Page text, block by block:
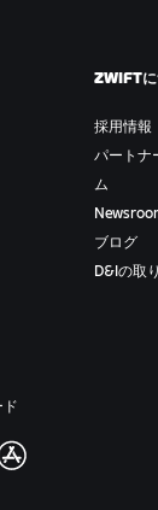
ず遅れてしまう
ールスプリント:
で行われるス
たは先行集団と
ップ。遅れ。
本気を出して
（ハンマータ
賞ジャージは
岳王」または
置き去りにさ
ZWIFTに
採用情報
パートナ
ム
ブログ
D&Iの取